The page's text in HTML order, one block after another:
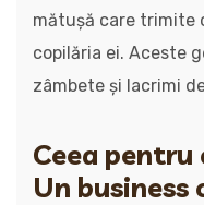
mătușă care trimite
copilăria ei. Aceste
zâmbete și lacrimi
Ceea
Un business